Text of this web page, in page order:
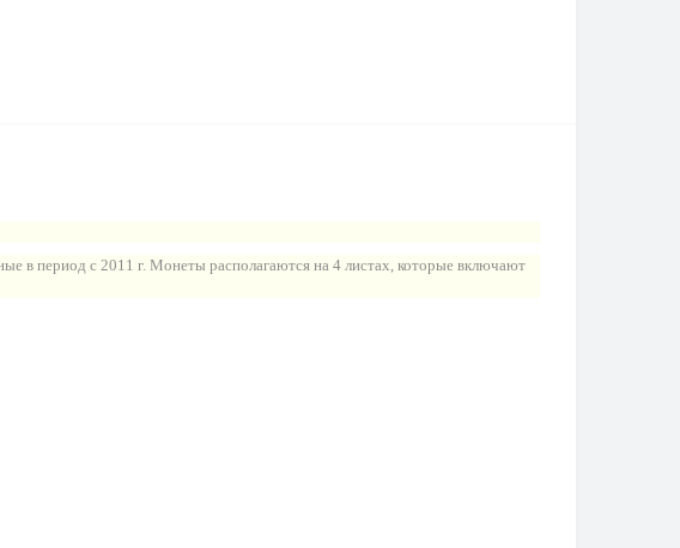
в период с 2011 г. Монеты располагаются на 4 листах, которые включают